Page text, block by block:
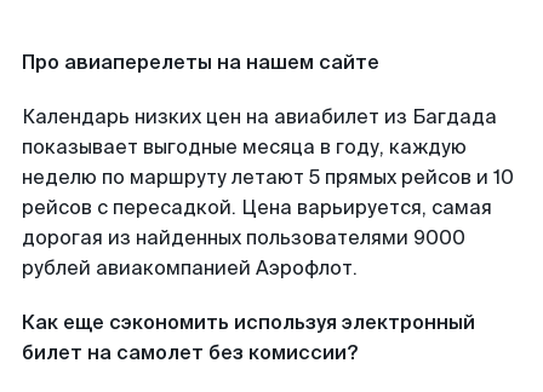
Про авиаперелеты на нашем сайте
Календарь низких цен на авиабилет из Багдада
показывает выгодные месяца в году, каждую
неделю по маршруту летают 5 прямых рейсов и 10
рейсов с пересадкой. Цена варьируется, самая
дорогая из найденных пользователями 9000
рублей авиакомпанией Аэрофлот.
Как еще сэкономить используя электронный
билет на самолет без комиссии?